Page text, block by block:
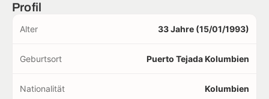
Profil
Alter 33 Jahre (15/01/1993)
Geburtsort Puerto Tejada Kolumbien
Nationalität Kolumbien